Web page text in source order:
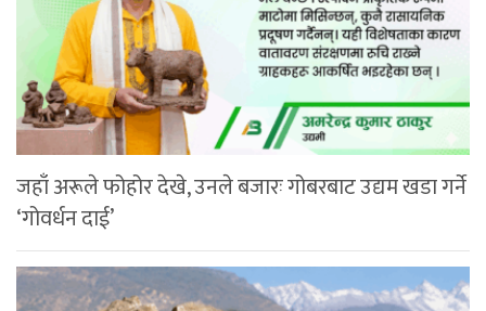
जहाँ अरूले फोहोर देखे, उनले बजारः गोबरबाट उद्यम खडा गर्ने
‘गोवर्धन दाई’